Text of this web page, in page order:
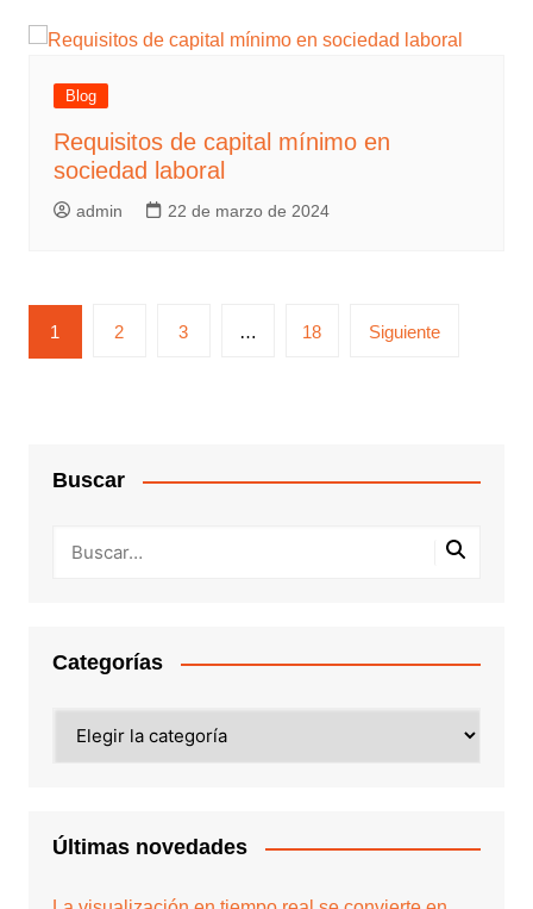
Blog
Requisitos de capital mínimo en
sociedad laboral
admin 22 de marzo de 2024
1 2 3 … 18 Siguiente
Buscar
Categorías
Últimas novedades